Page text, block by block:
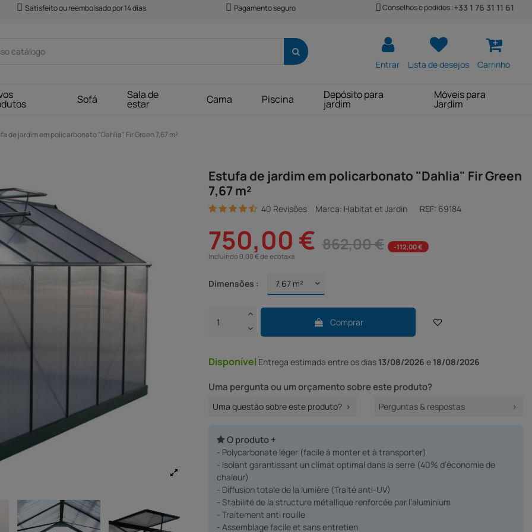
Satisfeito ou reembolsado por 14 dias Pagamento seguro Conselhos e pedidos :+33 1 76 31 11 61
Entrar Lista de desejos Carrinho
Sofá Sala de
estar Cama Piscina Depósito para
jardim
Móveis para
Jardim
de jardim em policarbonato "Dahlia" Fir Green 7,67 m²
Estufa de jardim em policarbonato "Dahlia" Fir Green
7,67 m²
40 Revisões Marca: Habitat et Jardin REF: 69184
750,00 € 862,00 €
-112,00 €
Incluindo 0,00 € de ecotaxa
Dimensões :
Comprar
Disponível Entrega estimada entre os dias 13/08/2026 e 18/08/2026
Uma pergunta ou um orçamento sobre este produto?
Uma questão sobre este produto? Perguntas & respostas
O produto +
- Polycarbonate léger (facile à monter et à transporter)
- Isolant garantissant un climat optimal dans la serre (40% d’économie de
chaleur)
- Diffusion totale de la lumière (Traité anti-UV)
- Stabilité de la structure métallique renforcée par l’aluminium
- Traitement anti rouille
- Assemblage facile et sans entretien